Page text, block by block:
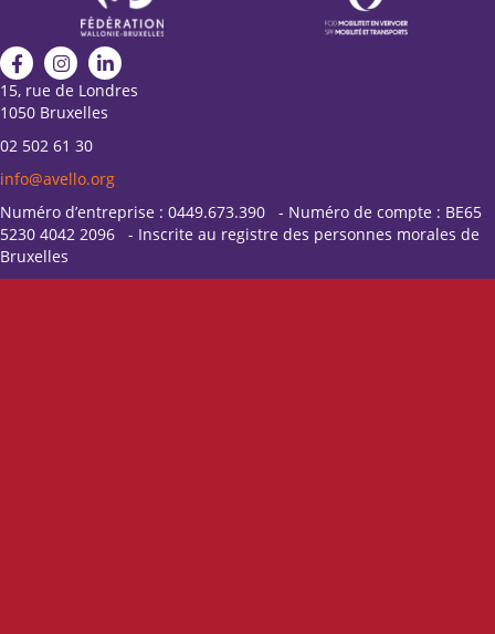
15, rue de Londres
1050 Bruxelles
02 502 61 30
info@avello.org
Numéro d’entreprise : 0449.673.390 - Numéro de compte : BE65
5230 4042 2096 - Inscrite au registre des personnes morales de
Bruxelles